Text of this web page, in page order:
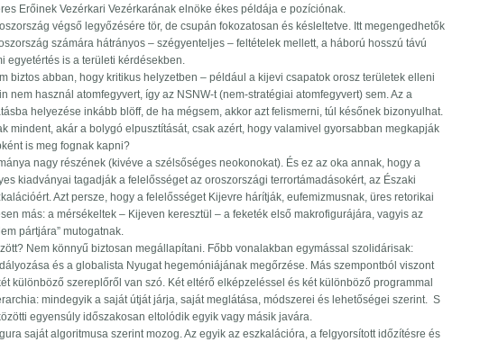
Erőinek Vezérkari Vezérkarának elnöke ékes példája e pozíciónak.
végső legyőzésére tör, de csupán fokozatosan és késleltetve. Itt megengedhetők
számára hátrányos – szégyenteljes – feltételek mellett, a háború hosszú távú
egyetértés is a területi kérdésekben.
biztos abban, hogy kritikus helyzetben – például a kijevi csapatok orosz területek elleni
nem használ atomfegyvert, így az NSNW-t (nem-stratégiai atomfegyvert) sem. Az a
helyezése inkább blöff, de ha mégsem, akkor azt felismerni, túl későnek bizonyulhat.
mindent, akár a bolygó elpusztítását, csak azért, hogy valamivel gyorsabban megkapják
is meg fognak kapni?
nagy részének (kivéve a szélsőséges neokonokat). És ez az oka annak, hogy a
kiadványai tagadják a felelősséget az oroszországi terrortámadásokért, az Északi
Azt persze, hogy a felelősséget Kijevre hárítják, eufemizmusnak, üres retorikai
más: a mérsékeltek – Kijeven keresztül – a feketék első makrofigurájára, vagyis az
pártjára” mutogatnak.
Nem könnyű biztosan megállapítani. Főbb vonalakban egymással szolidárisak:
és a globalista Nyugat hegemóniájának megőrzése. Más szempontból viszont
különböző szereplőről van szó. Két eltérő elképzeléssel és két különböző programmal
mindegyik a saját útját járja, saját meglátása, módszerei és lehetőségei szerint. S
egyensúly időszakosan eltolódik egyik vagy másik javára.
saját algoritmusa szerint mozog. Az egyik az eszkalációra, a felgyorsított időzítésre és